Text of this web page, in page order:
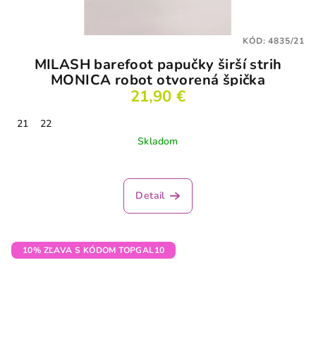
MILASH barefoot papučky širší strih
MONICA robot otvorená špička
21,90 €
21
22
Skladom
hodnotenie
produktu
5
hviezdičiek.
Detail
KÓD:4835/21
10% ZĽAVA S KÓDOM TOPGAL10